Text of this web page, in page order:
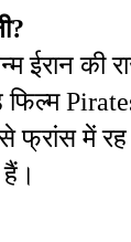
ईरान की
फिल्म
में रह
हैं।